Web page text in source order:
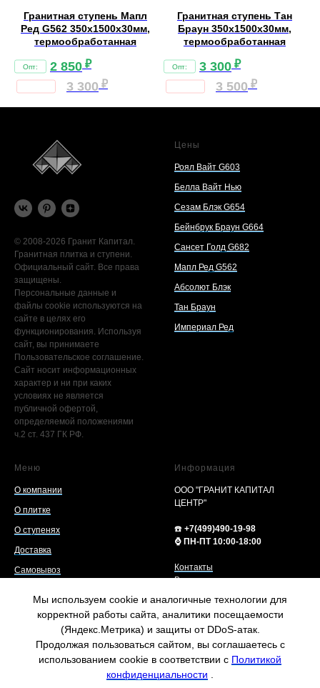
Гранитная ступень Мапл
Ред G562 350х1500х30мм,
термообработанная
2 850 ₽
3 300 ₽
Гранитная ступень Тан
Браун 350х1500х30мм,
термообработанная
3 300 ₽
3 500 ₽
Написать нам
© 2008-2026 Гранит Капитал.
Гранитная плитка и ступени.
Официальный сайт. Все права
защищены.
Персональные данные и
файлы cookie используются на
сайте в целях его
функционирования. Используя
сайт, вы принимаете
Пользовательское соглашение.
Сайт носит информационных
характер и ни при каких
условиях не является
публичной офертой,
определяемой положениями
ч.2 ст. 437 ГК РФ.
Цены
Роял Вайт G603
Белла Вайт Нью
Сезам Блэк G654
Бейнбрук Браун G664
Сансет Голд G682
Мапл Ред G562
Абсолют Блэк
Тан Браун
Империал Ред
Меню
О компании
О плитке
О ступенях
Доставка
Самовывоз
Карта сайта
Гранит в продаже
Информация
ООО "ГРАНИТ КАПИТАЛ
ЦЕНТР"
☎️ +7(499)490-19-98
⌚️ ПН-ПТ 10:00-18:00
Контакты
Варианты оплаты
Возврат/обмен товара
Пользовательское соглашение
Политика конфиденциальности
Согласие на обработку
персональных данных
Мы используем cookie и аналогичные технологии для
корректной работы сайта, аналитики посещаемости
(Яндекс.Метрика) и защиты от DDoS-атак.
Продолжая пользоваться сайтом, вы соглашаетесь с
использованием cookie в соответствии с Политикой
конфиденциальности .